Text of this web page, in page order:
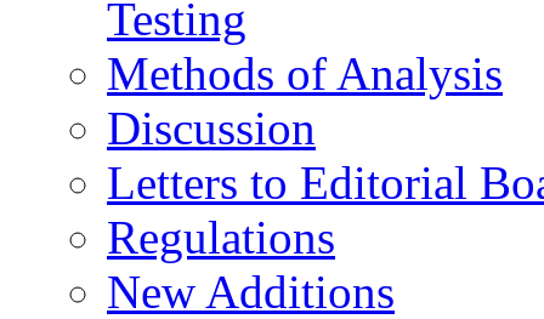
Testing
Methods of Analysis
Discussion
Letters to Editorial
Regulations
New Additions